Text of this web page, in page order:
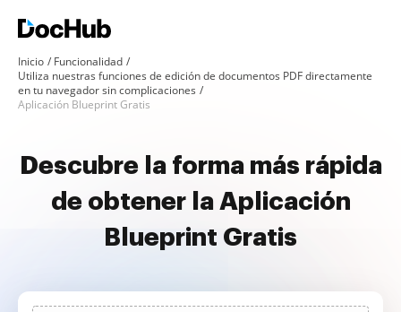
Inicio
Funcionalidad
Utiliza nuestras funciones de edición de documentos PDF directamente
en tu navegador sin complicaciones
Aplicación Blueprint Gratis
Descubre la forma más rápida
de obtener la Aplicación
Blueprint Gratis